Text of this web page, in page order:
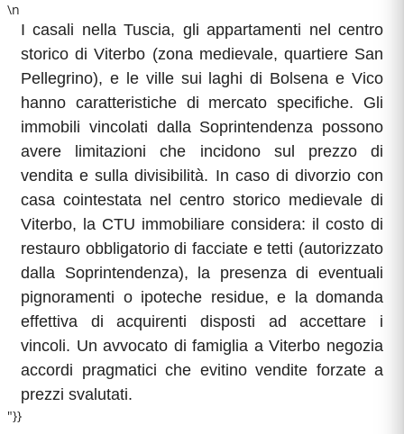
\n
I casali nella Tuscia, gli appartamenti nel centro
storico di Viterbo (zona medievale, quartiere San
Pellegrino), e le ville sui laghi di Bolsena e Vico
hanno caratteristiche di mercato specifiche. Gli
immobili vincolati dalla Soprintendenza possono
avere limitazioni che incidono sul prezzo di
vendita e sulla divisibilità. In caso di divorzio con
casa cointestata nel centro storico medievale di
Viterbo, la CTU immobiliare considera: il costo di
restauro obbligatorio di facciate e tetti (autorizzato
dalla Soprintendenza), la presenza di eventuali
pignoramenti o ipoteche residue, e la domanda
effettiva di acquirenti disposti ad accettare i
vincoli. Un avvocato di famiglia a Viterbo negozia
accordi pragmatici che evitino vendite forzate a
prezzi svalutati.
"}}